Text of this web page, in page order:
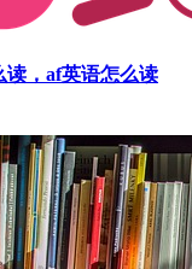
读，af英语怎么读